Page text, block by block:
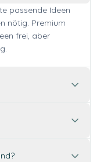
passende Ideen
nötig. Premium
frei, aber